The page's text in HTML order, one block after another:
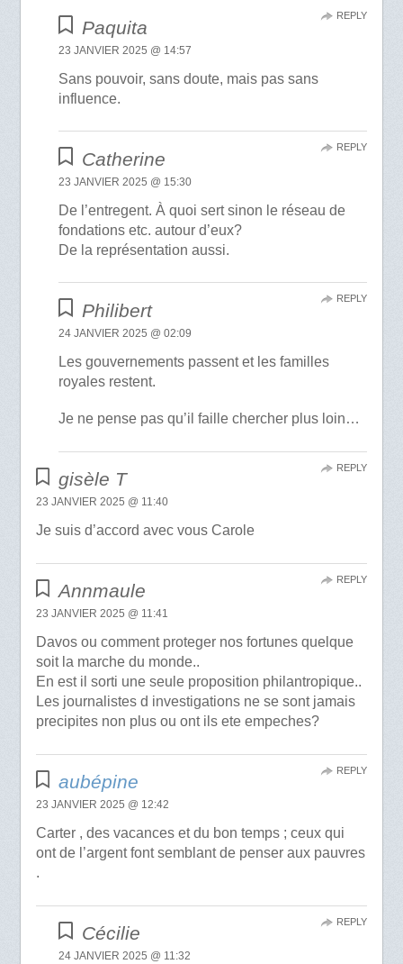
Paquita
23 JANVIER 2025 @ 14:57
Sans pouvoir, sans doute, mais pas sans
influence.
REPLY
Catherine
23 JANVIER 2025 @ 15:30
De l’entregent. À quoi sert sinon le réseau de
fondations etc. autour d’eux?
De la représentation aussi.
REPLY
Philibert
24 JANVIER 2025 @ 02:09
Les gouvernements passent et les familles
royales restent.
Je ne pense pas qu’il faille chercher plus loin…
REPLY
gisèle T
23 JANVIER 2025 @ 11:40
Je suis d’accord avec vous Carole
REPLY
Annmaule
23 JANVIER 2025 @ 11:41
Davos ou comment proteger nos fortunes quelque
soit la marche du monde..
En est il sorti une seule proposition philantropique..
Les journalistes d investigations ne se sont jamais
precipites non plus ou ont ils ete empeches?
REPLY
aubépine
23 JANVIER 2025 @ 12:42
Carter , des vacances et du bon temps ; ceux qui
ont de l’argent font semblant de penser aux pauvres
.
REPLY
Cécilie
24 JANVIER 2025 @ 11:32
REPLY